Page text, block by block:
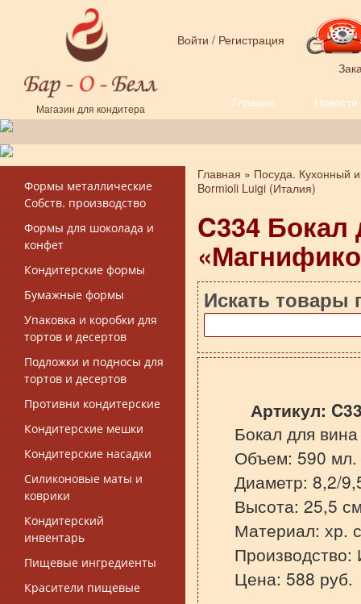
Перейти к основному содержанию
Магазин для кондитера
Войти / Регистрация
Главная Новости
Форма поиска
Формы металлические
Собств. производство
Формы для шоколада и
конфет
Кондитерские формы
Бумажные формы
Упаковка и коробки для
тортов и десертов
Подложки и подносы для
тортов и десертов
Противни кондитерские
Кондитерские мешки
Кондитерские насадки
Силиконовые маты и
коврики
Кондитерский
инвентарь
Пищевые ингредиенты
Красители пищевые
Вы здесь
Главная » Посуда. Кухонный
Bormioli Luigi (Италия)
C334 Бокал
Искать товары
Артикул:
Бокал для
Объем: 590 мл.
Диаметр: 8,2/
Высота: 25,5
Материал: хр.
Производство:
Цена: 588 руб.